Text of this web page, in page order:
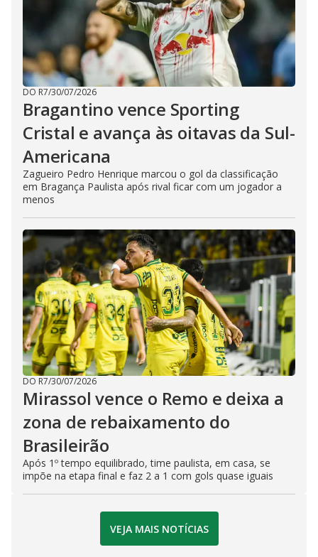
DO R7/30/07/2026
Bragantino vence Sporting
Cristal e avança às oitavas da Sul-
Americana
Zagueiro Pedro Henrique marcou o gol da classificação
em Bragança Paulista após rival ficar com um jogador a
menos
DO R7/30/07/2026
Mirassol vence o Remo e deixa a
zona de rebaixamento do
Brasileirão
Após 1º tempo equilibrado, time paulista, em casa, se
impõe na etapa final e faz 2 a 1 com gols quase iguais
VEJA MAIS NOTÍCIAS